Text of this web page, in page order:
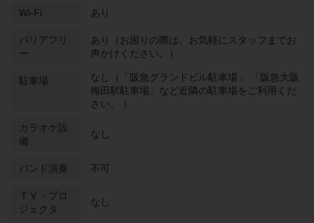
Wi-Fi あり
バリアフリ
ー
あり（お困りの際は、お気軽にスタッフまでお
声かけください。）
駐車場
なし（「阪急グランドビル駐車場」 「阪急大阪
梅田駅駐車場」など近隣の駐車場をご利用くだ
さい。 ）
カラオケ設
備
なし
バンド演奏 不可
ＴＶ・プロ
ジェクタ
なし